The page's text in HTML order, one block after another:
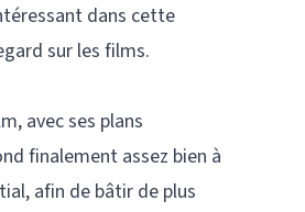
dans cette
sur les films.
avec ses plans
finalement assez bien à
afin de bâtir de plus